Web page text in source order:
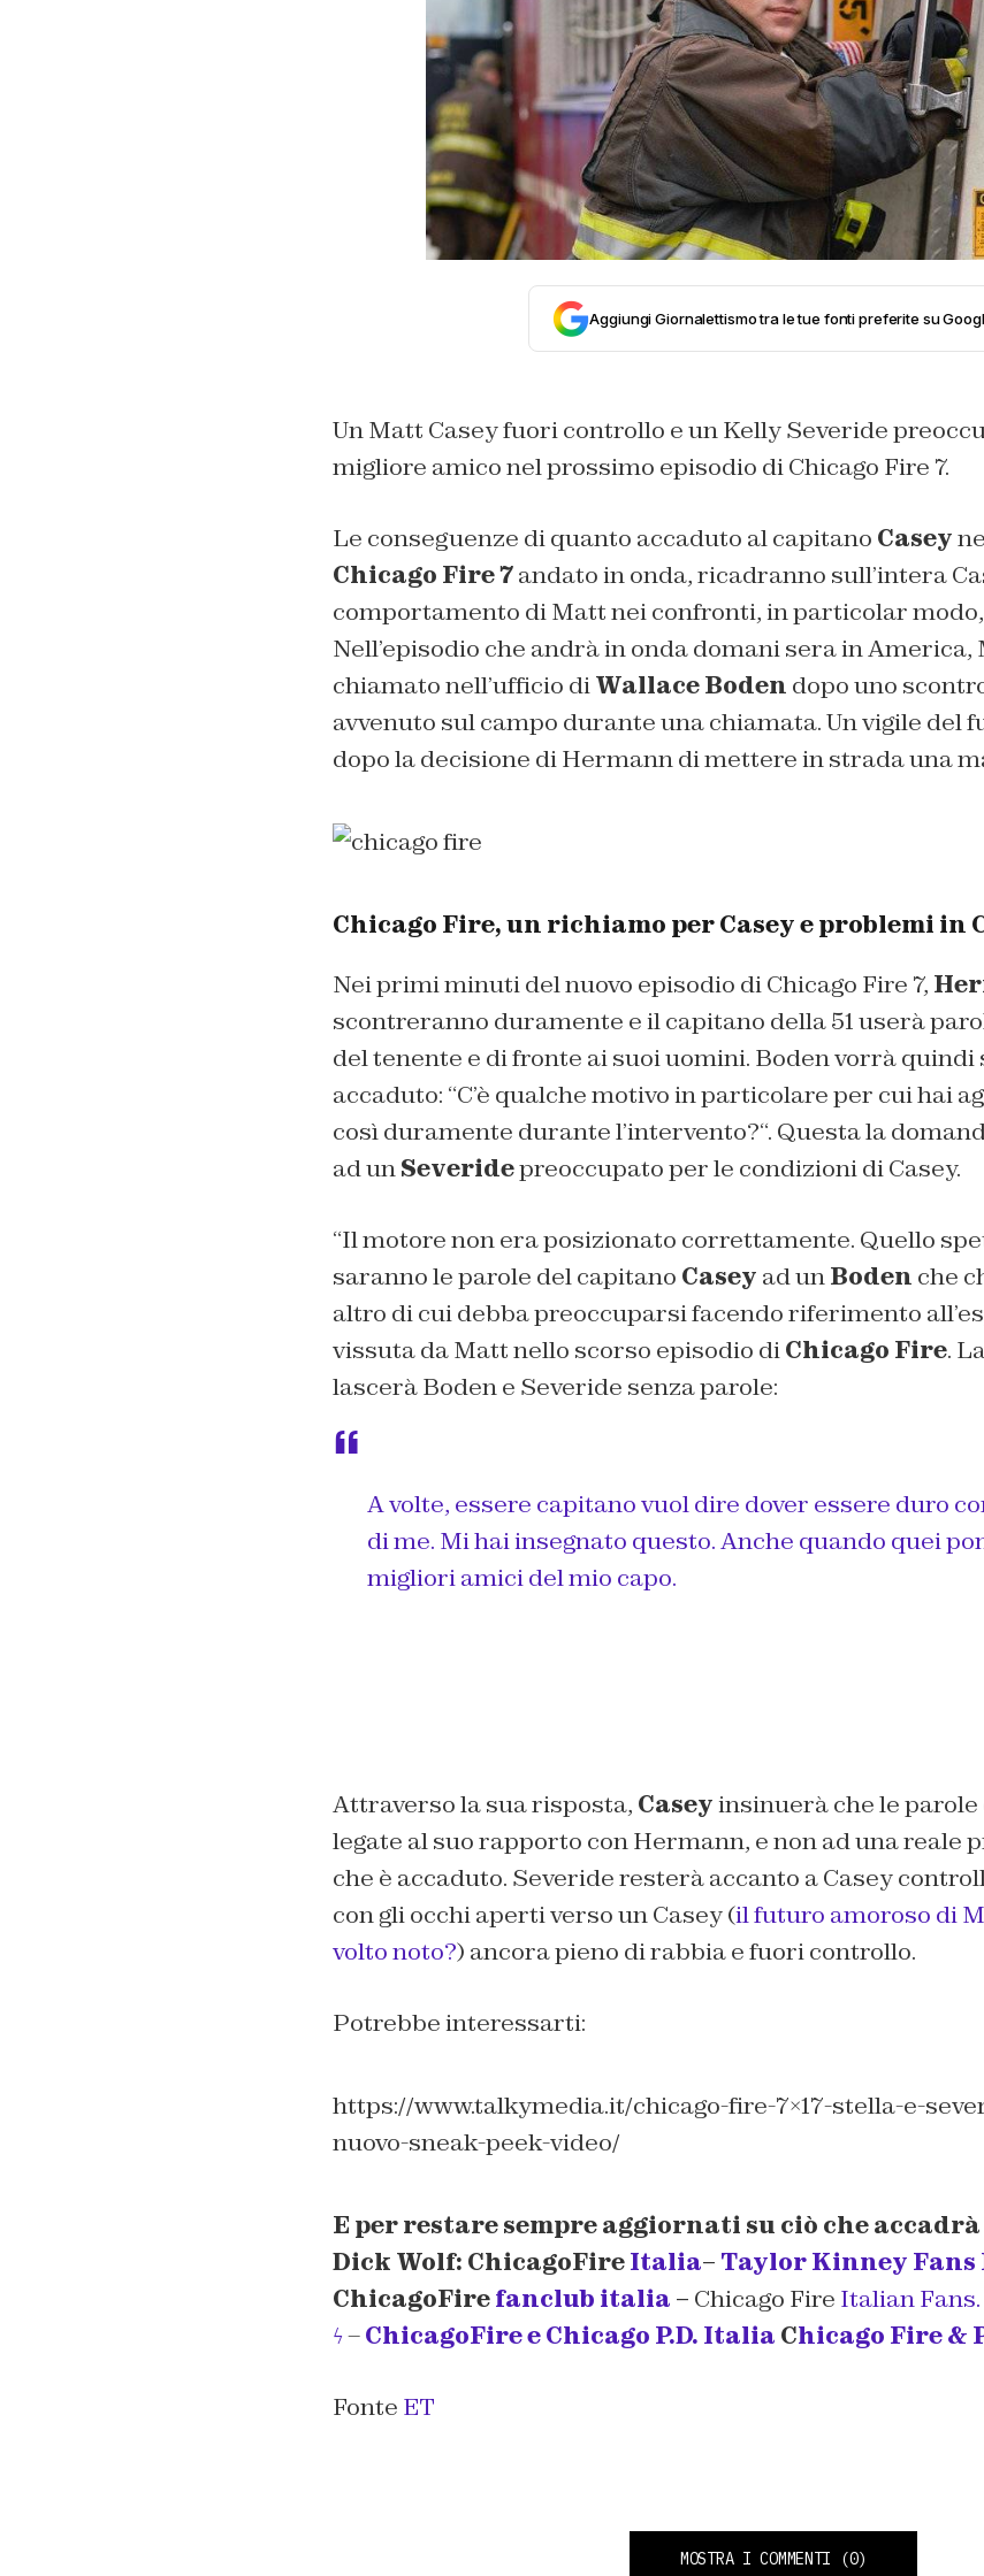
Aggiungi Giornalettismo tra le tue fonti preferite su
Un Matt Casey fuori controllo e un Kelly Severide
migliore amico nel prossimo episodio di Chicago Fire 7.
Le conseguenze di quanto accaduto al capitano Casey
Chicago Fire 7andato in onda, ricadranno sull’intera
comportamento di Matt nei confronti, in particolar
Nell’episodio che andrà in onda domani sera in America,
chiamato nell’ufficio diWallace Boden dopo uno
avvenuto sul campo durante una chiamata. Un vigile del
dopo la decisione di Hermann di mettere in strada una
Chicago Fire, un richiamo per Casey e problemi in
Nei primi minuti del nuovo episodio di Chicago Fire 7,
scontreranno duramente e il capitano della 51 userà
del tenente e di fronte ai suoi uomini. Boden vorrà quindi
accaduto: “C’è qualche motivo in particolare per cui hai
così duramente durante l’intervento?“. Questa la
ad unSeveridepreoccupato per le condizioni di Casey.
“Il motore non era posizionato correttamente. Quello
saranno le parole del capitano Casey ad unBoden che
altro di cui debba preoccuparsi facendo riferimento
vissuta da Matt nello scorso episodio diChicago Fire.
lascerà Boden e Severide senza parole:
A volte, essere capitano vuol dire dover essere duro
di me. Mi hai insegnato questo. Anche quando quei
migliori amici del mio capo.
Attraverso la sua risposta, Caseyinsinuerà che le parole
legate al suo rapporto con Hermann, e non ad una reale
che è accaduto. Severide resterà accanto a Casey
con gli occhi aperti verso un Casey (il futuro amoroso di
volto noto?) ancora pieno di rabbia e fuori controllo.
Potrebbe interessarti:
https://www.talkymedia.it/chicago-fire-7×17-stella-e-
nuovo-sneak-peek-video/
E per restare sempre aggiornati su ciò che
Dick Wolf: ChicagoFireItalia– Taylor Kinney
ChicagoFirefanclub italia – Chicago Fire Italian Fans.
ϟ–ChicagoFire e Chicago P.D. Italia Chicago Fire &
Fonte ET
MOSTRA I COMMENTI (0)